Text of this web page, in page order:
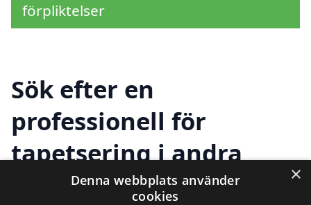
förpliktelser
Sök efter en
professionell för
tapetsering i andra
städer nära Påskallavik×
Denna webbplats använder
cookies